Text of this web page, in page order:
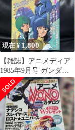
現在 ¥ 1,800
【雑誌】アニメディア
1985年9月号 ガンダ
ム animedia